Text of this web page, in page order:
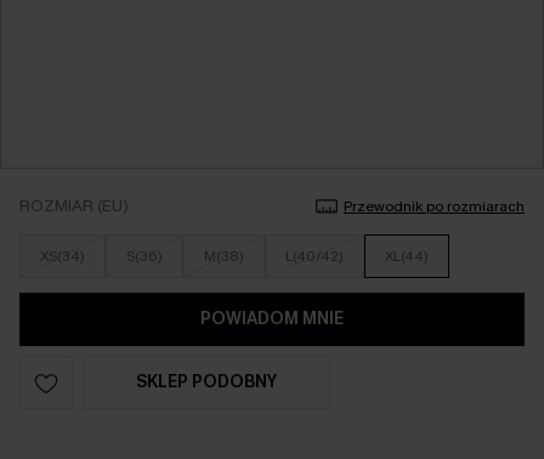
ROZMIAR (EU) Przewodnik po rozmiarach
XS(34) S(36) M(38) L(40/42) XL(44)
POWIADOM MNIE
SKLEP PODOBNY